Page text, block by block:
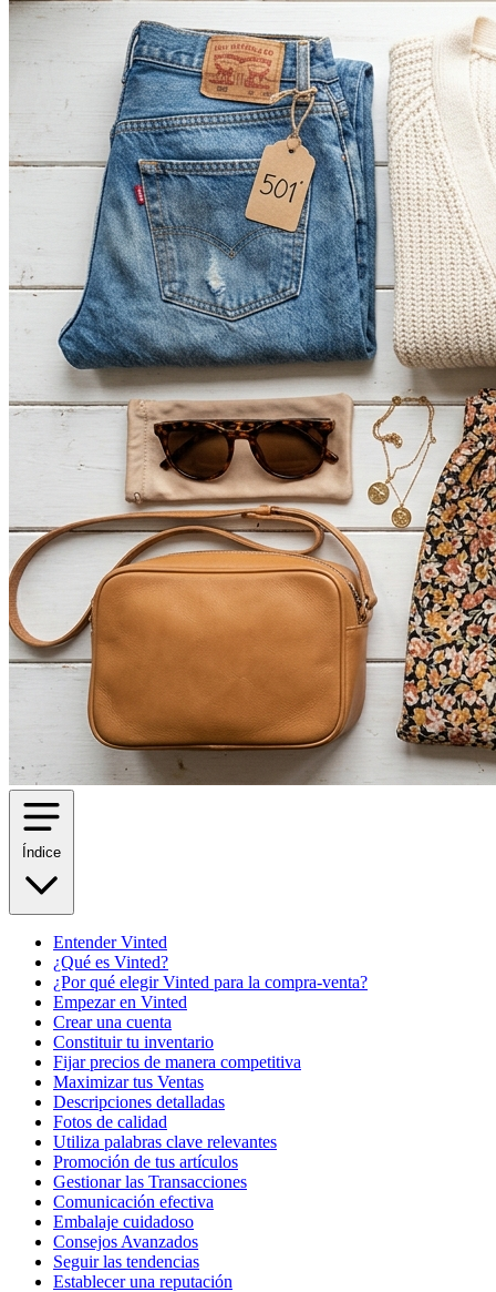
Índice
Entender Vinted
¿Qué es Vinted?
¿Por qué elegir Vinted para la compra-venta?
Empezar en Vinted
Crear una cuenta
Constituir tu inventario
Fijar precios de manera competitiva
Maximizar tus Ventas
Descripciones detalladas
Fotos de calidad
Utiliza palabras clave relevantes
Promoción de tus artículos
Gestionar las Transacciones
Comunicación efectiva
Embalaje cuidadoso
Consejos Avanzados
Seguir las tendencias
Establecer una reputación